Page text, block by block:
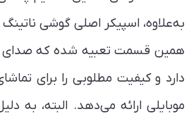
همین قسمت تعبیه شده که صدای
دارد و کیفیت مطلوبی را برای
موبایلی ارائه می‌دهد. البته، به